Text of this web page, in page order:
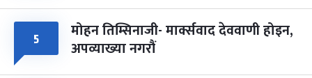
५ मोहन तिम्सिनाजी- मार्क्सवाद देववाणी होइन,
अपव्याख्या नगरौं